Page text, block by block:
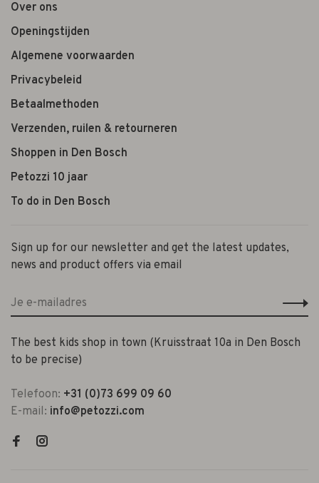
Over ons
Openingstijden
Algemene voorwaarden
Privacybeleid
Betaalmethoden
Verzenden, ruilen & retourneren
Shoppen in Den Bosch
Petozzi 10 jaar
To do in Den Bosch
Sign up for our newsletter and get the latest updates,
news and product offers via email
The best kids shop in town (Kruisstraat 10a in Den Bosch
to be precise)
Telefoon: +31 (0)73 699 09 60
E-mail: info@petozzi.com